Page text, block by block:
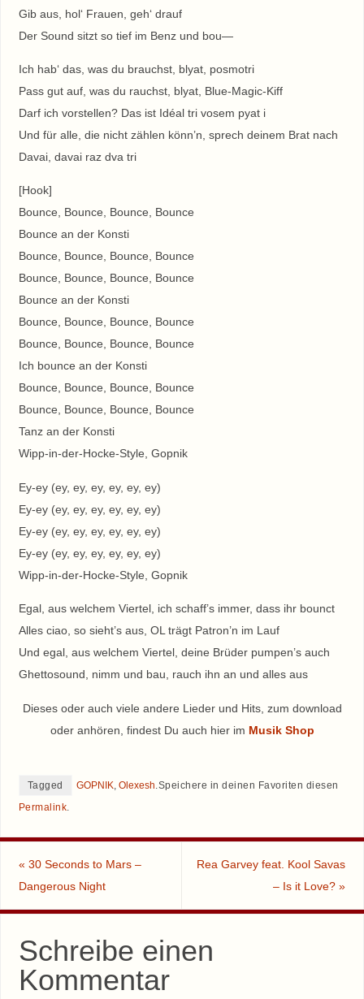
Gib aus, hol‘ Frauen, geh‘ drauf
Der Sound sitzt so tief im Benz und bou—
Ich hab‘ das, was du brauchst, blyat, posmotri
Pass gut auf, was du rauchst, blyat, Blue-Magic-Kiff
Darf ich vorstellen? Das ist Idéal tri vosem pyat i
Und für alle, die nicht zählen könn’n, sprech deinem Brat nach
Davai, davai raz dva tri
[Hook]
Bounce, Bounce, Bounce, Bounce
Bounce an der Konsti
Bounce, Bounce, Bounce, Bounce
Bounce, Bounce, Bounce, Bounce
Bounce an der Konsti
Bounce, Bounce, Bounce, Bounce
Bounce, Bounce, Bounce, Bounce
Ich bounce an der Konsti
Bounce, Bounce, Bounce, Bounce
Bounce, Bounce, Bounce, Bounce
Tanz an der Konsti
Wipp-in-der-Hocke-Style, Gopnik
Ey-ey (ey, ey, ey, ey, ey, ey)
Ey-ey (ey, ey, ey, ey, ey, ey)
Ey-ey (ey, ey, ey, ey, ey, ey)
Ey-ey (ey, ey, ey, ey, ey, ey)
Wipp-in-der-Hocke-Style, Gopnik
Egal, aus welchem Viertel, ich schaff’s immer, dass ihr bounct
Alles ciao, so sieht’s aus, OL trägt Patron’n im Lauf
Und egal, aus welchem Viertel, deine Brüder pumpen’s auch
Ghettosound, nimm und bau, rauch ihn an und alles aus
Dieses oder auch viele andere Lieder und Hits, zum download
oder anhören, findest Du auch hier im Musik Shop
Tagged GOPNIK, Olexesh.Speichere in deinen Favoriten diesen
Permalink.
« 30 Seconds to Mars –
Dangerous Night
Rea Garvey feat. Kool Savas
– Is it Love?»
Schreibe einen
Kommentar